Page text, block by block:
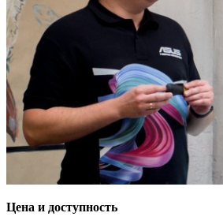
Цена и доступность